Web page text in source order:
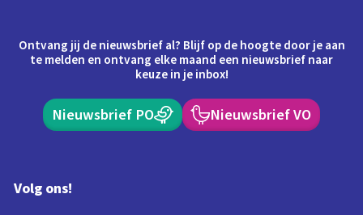
Ontvang jij de nieuwsbrief al? Blijf op de hoogte door je aan
te melden en ontvang elke maand een nieuwsbrief naar
keuze in je inbox!
Nieuwsbrief PO Nieuwsbrief VO
Volg ons!